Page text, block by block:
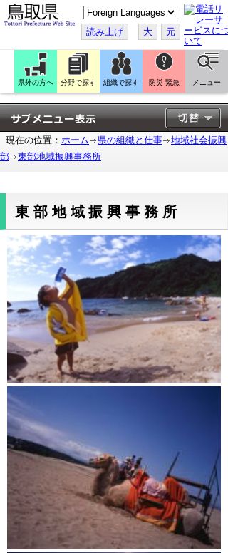
こ
の
ペ
ー
ジ
翻
訳
す
る
読み上げ 大 元
県外の方へ 分野で探す 組織で探す 防災 緊急 メニュー
現在の位置： ホーム 県の組織と仕事
地域社会振興
部
東部地域振興事務所
東部地域振興事務所